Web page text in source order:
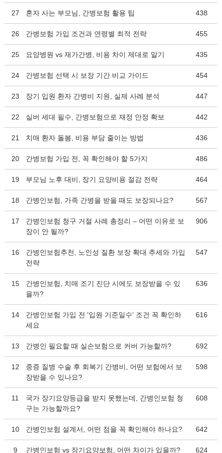
27 혼자 사는 부모님, 간병보험 활용 팁 438
26 간병보험 가입 조건과 연령별 최적 전략 455
25 요양병원 vs 재가간병, 비용 차이 제대로 알기 435
24 간병보험 선택 시 보장 기간 비교 가이드 454
23 장기 입원 환자 간병비 지원, 실제 사례 분석 447
22 실버 세대 필수, 간병보험으로 재정 안정 확보 442
21 치매 환자 돌봄, 비용 부담 줄이는 방법 436
20 간병보험 가입 전, 꼭 확인해야 할 5가지 486
19 부모님 노후 대비, 장기 요양비용 절감 전략 464
18 간병인보험, 가족 간병을 받을 때도 보장되나요? 567
17
간병인보험 청구 거절 사례 총정리 – 어떤 이유로 보
장이 안 될까?
906
16
간병인보험추천, 노인성 질환 보장 확대 추세와 가입
전략
547
15
간병인보험, 치매 조기 진단 시에도 보장받을 수 있
을까?
636
14
간병인보험 가입 전 '입원 기준일수' 조건 꼭 확인하
세요
616
13 간병인 필요할 때 실손보험으로 커버 가능할까? 692
12
중증 질병 수술 후 회복기 간병비, 어떤 보험에서 보
장받을 수 있나요?
598
11
국가 장기요양등급을 받지 못했는데, 간병인보험 청
구는 가능할까요?
608
10 간병인보험 설계서, 어떤 점을 꼭 확인해야 하나요? 642
9 간병인보험 vs 장기요양보험, 어떤 차이가 있을까? 624